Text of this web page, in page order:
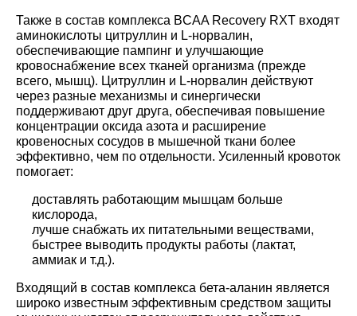
Также в состав комплекса BCAA Recovery RXT входят
аминокислоты цитруллин и L-норвалин,
обеспечивающие пампинг и улучшающие
кровоснабжение всех тканей организма (прежде
всего, мышц). Цитруллин и L-норвалин действуют
через разные механизмы и синергически
поддерживают друг друга, обеспечивая повышение
концентрации оксида азота и расширение
кровеносных сосудов в мышечной ткани более
эффективно, чем по отдельности. Усиленный кровоток
помогает:
доставлять работающим мышцам больше
кислорода,
лучше снабжать их питательными веществами,
быстрее выводить продукты работы (лактат,
аммиак и т.д.).
Входящий в состав комплекса бета-аланин является
широко известным эффективным средством защиты